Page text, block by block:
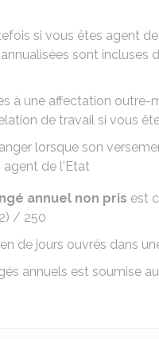
si vous êtes agent
sont incluses
à une affectation outre-
de travail si vous
lorsque son
agent de l'Etat
annuel non pris est
/ 250
de jours ouvrés dans
annuels est soumise